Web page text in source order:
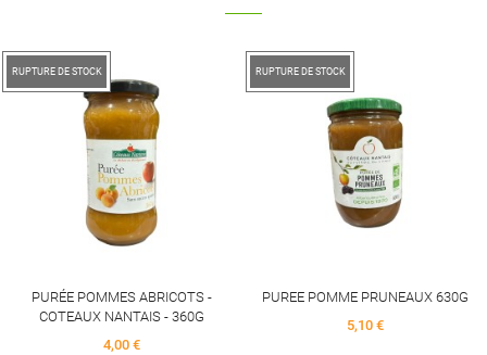
RUPTURE DE STOCK
PURÉE POMMES ABRICOTS -
COTEAUX NANTAIS - 360G
4,00 €
RUPTURE DE STOCK
PUREE POMME PRUNEAUX 630G
5,10 €